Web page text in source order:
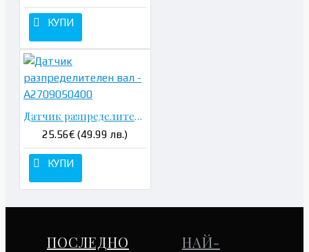
КУПИ
Датчик разпределителен вал - A2709050400
25.56€ (49.99 лв.)
КУПИ
ПОСЛЕДНО
НАЙ-